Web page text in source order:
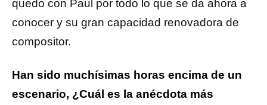
quedo con Paul por todo lo que se da ahora a
conocer y su gran capacidad renovadora de
compositor.
Han sido muchísimas horas encima de un
escenario, ¿Cuál es la anécdota más